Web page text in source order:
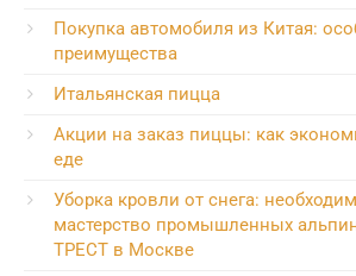
Покупка автомобиля из Китая:
преимущества
Итальянская пицца
Акции на заказ пиццы: как
еде
Уборка кровли от снега:
мастерство промышленных
ТРЕСТ в Москве